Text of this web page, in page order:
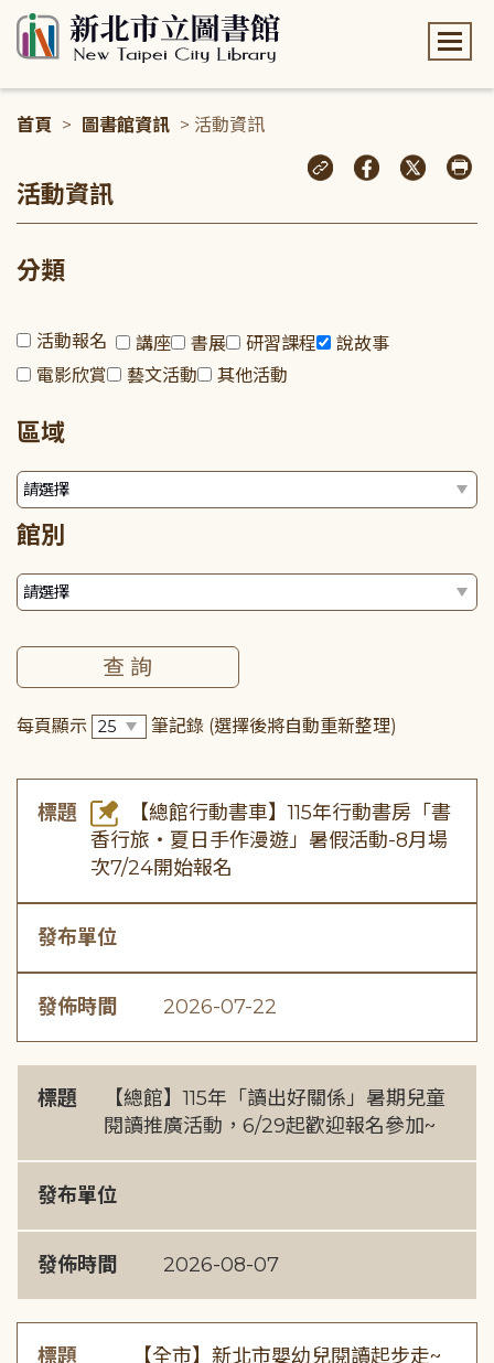
首頁 > 圖書館資訊 > 活動資訊
活動資訊
分類
活動報名 講座 書展 研習課程
說故事
電影欣賞
藝文活動 其他活動
區域
館別
每頁顯示 筆記錄 (選擇後將自動重新整理)
標題
【總館行動書車】115年行動書房「書
香行旅・夏日手作漫遊」暑假活動-8月場
次7/24開始報名
發布單位
發佈時間 2026-07-22
標題
【總館】115年「讀出好關係」暑期兒童
閱讀推廣活動，6/29起歡迎報名參加~
發布單位
發佈時間 2026-08-07
標題
【全市】新北市嬰幼兒閱讀起步走~